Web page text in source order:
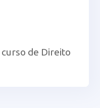
de Direito